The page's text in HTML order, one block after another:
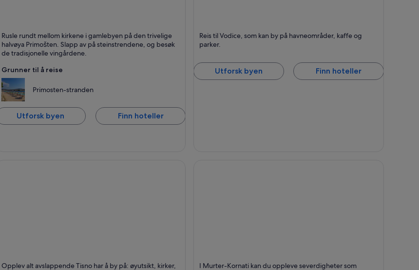
Primosten
Kjent for Sjø, Fritidsaktiviteter og Luksus
Rusle rundt mellom kirkene i gamlebyen på den trivelige
halvøya Primošten. Slapp av på steinstrendene, og besøk
de tradisjonelle vingårdene.
Grunner til å reise
Primosten-stranden
Utforsk byen Finn hoteller
Vodice
Kjent for Svømming, Kaffe og Ferger og båter
Reis til Vodice, som kan by på havneområder, kaffe og
parker.
Utforsk byen Finn hoteller
Opplev alt avslappende Tisno har å by på: øyutsikt, kirker,
I Murter-Kornati kan du oppleve severdigheter som